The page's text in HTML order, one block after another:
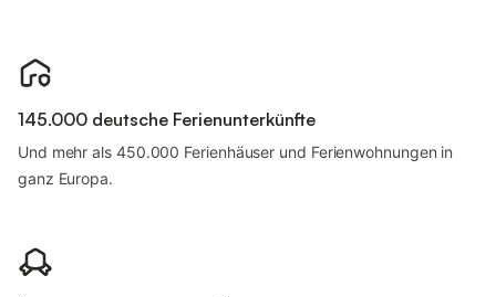
145.000 deutsche Ferienunterkünfte
Und mehr als 450.000 Ferienhäuser und Ferienwohnungen in
ganz Europa.